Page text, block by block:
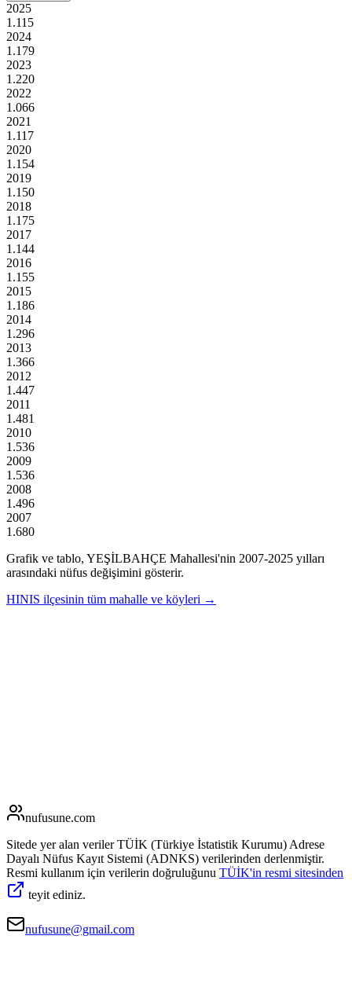
2025
1.115
2024
1.179
2023
1.220
2022
1.066
2021
1.117
2020
1.154
2019
1.150
2018
1.175
2017
1.144
2016
1.155
2015
1.186
2014
1.296
2013
1.366
2012
1.447
2011
1.481
2010
1.536
2009
1.536
2008
1.496
2007
1.680
Grafik ve tablo, YEŞİLBAHÇE Mahallesi'nin 2007-2025 yılları
arasındaki nüfus değişimini gösterir.
HINIS ilçesinin tüm mahalle ve köyleri →
nufusune.com
Sitede yer alan veriler TÜİK (Türkiye İstatistik Kurumu) Adrese
Dayalı Nüfus Kayıt Sistemi (ADNKS) verilerinden derlenmiştir.
Resmi kullanım için verilerin doğruluğunu TÜİK'in resmi sitesinden
teyit ediniz.
nufusune@gmail.com